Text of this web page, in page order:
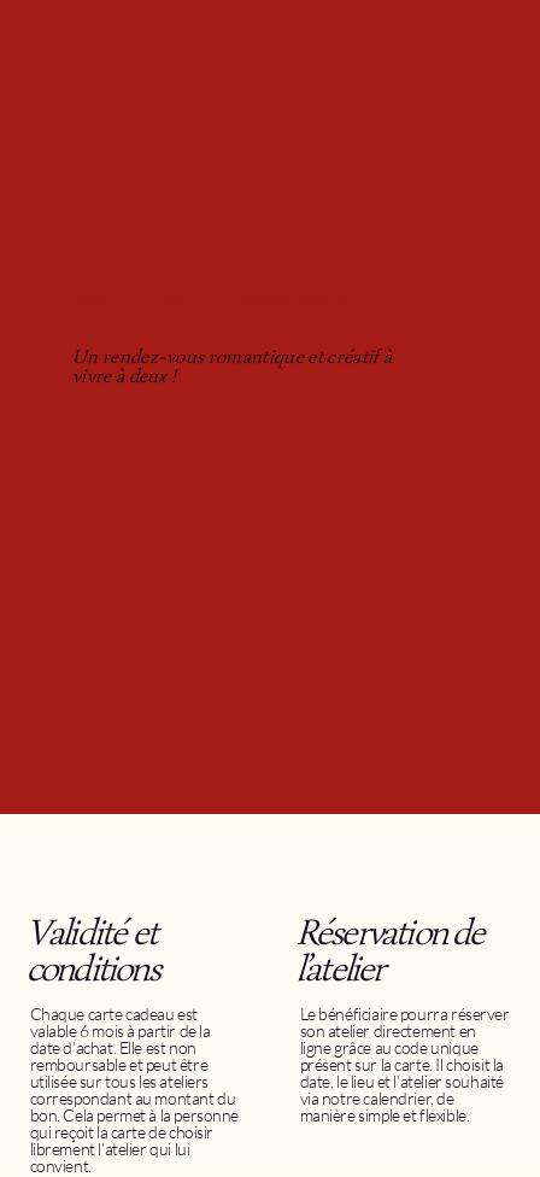
Un rendez-vous romantique et créatif à
vivre à deux !
Validité et
conditions
Chaque carte cadeau est
valable 6 mois à partir de la
date d’achat. Elle est non
remboursable et peut être
utilisée sur tous les ateliers
correspondant au montant du
bon. Cela permet à la personne
qui reçoit la carte de choisir
librement l’atelier qui lui
convient.
Réservation de
l’atelier
Le bénéficiaire pourra réserver
son atelier directement en
ligne grâce au code unique
présent sur la carte. Il choisit la
date, le lieu et l’atelier souhaité
via notre calendrier, de
manière simple et flexible.